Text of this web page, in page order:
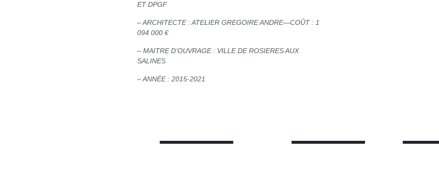
ET DPGF
– ARCHITECTE : ATELIER GREGOIRE ANDRE—COÛT : 1
094 000 €
– MAITRE D’OUVRAGE : VILLE DE ROSIERES AUX
SALINES
– ANNÉE : 2015-2021